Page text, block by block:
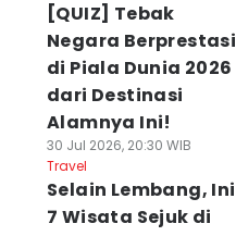
[QUIZ] Tebak
Negara Berprestasi
di Piala Dunia 2026
dari Destinasi
Alamnya Ini!
30 Jul 2026, 20:30 WIB
Travel
Selain Lembang, Ini
7 Wisata Sejuk di